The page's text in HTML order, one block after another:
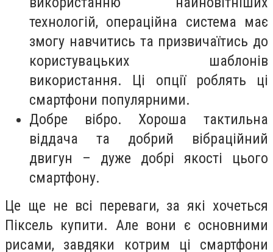
технологій, операційна система має
змогу навчитись та призвичаїтись до
користувацьких шаблонів
використання. Ці опції роблять ці
смартфони популярними.
Добре вібро. Хороша тактильна
віддача та добрий вібраційний
двигун – дуже добрі якості цього
смартфону.
Це ще не всі переваги, за які хочеться
Піксель купити. Але вони є основними
рисами, завдяки котрим ці смартфони